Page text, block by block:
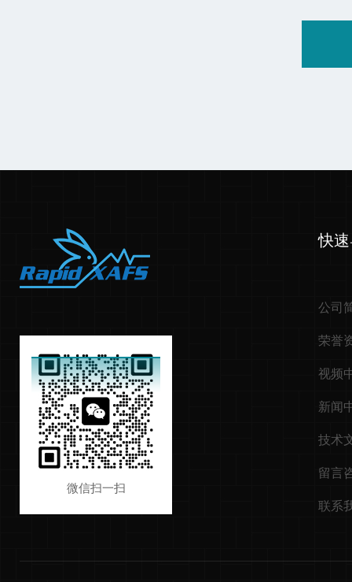
微信扫一扫
快
公司
荣誉
视频
新闻
技术
留言
联系